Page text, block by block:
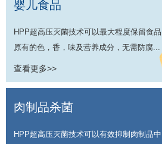
婴儿食品
HPP超高压灭菌技术可以最大程度保留食品
原有的色，香，味及营养成分，无需防腐...
查看更多>>
肉制品杀菌
HPP超高压灭菌技术可以有效抑制肉制品中